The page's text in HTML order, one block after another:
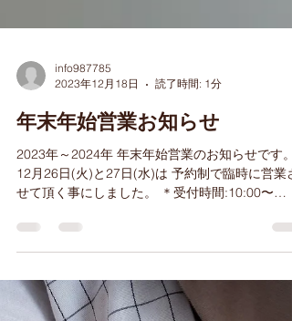
info987785
2023年12月18日
読了時間: 1分
年末年始営業お知らせ
2023年～2024年 年末年始営業のお知らせです。
せて頂く事にしました。 ＊受付時間:10:00〜
15:00(ご予約分のお渡しのみ) クリスマスや送別
たくさんのオーダーありがとうございます...